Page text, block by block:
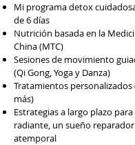
Mi programa detox
de 6 días
Nutrición basada en la
China (MTC)
Sesiones de movimiento
(Qi Gong, Yoga y Danza)
Tratamientos
más)
Estrategias a largo plazo
radiante, un sueño
atemporal